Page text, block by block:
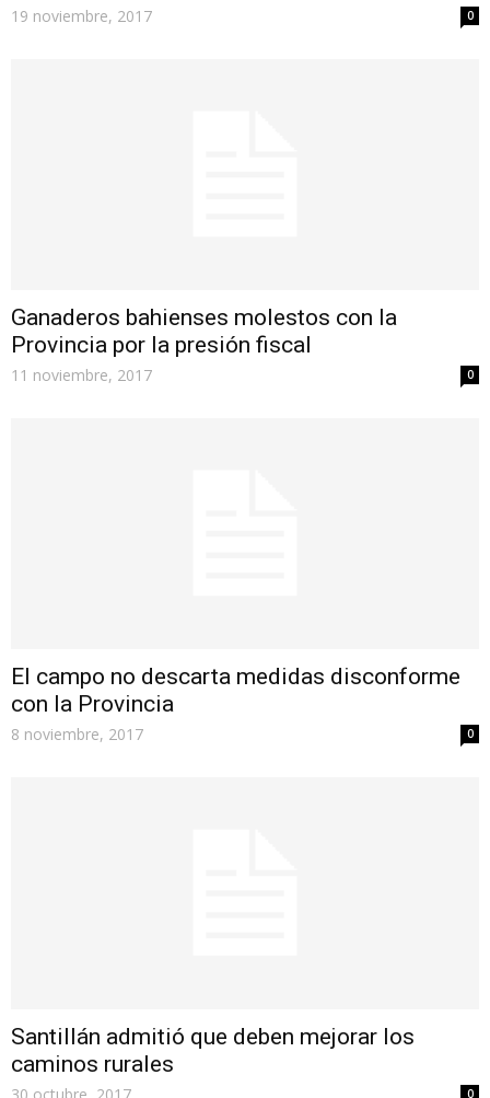
19 noviembre, 2017 0
Ganaderos bahienses molestos con la
Provincia por la presión fiscal
11 noviembre, 2017 0
El campo no descarta medidas disconforme
con la Provincia
8 noviembre, 2017 0
Santillán admitió que deben mejorar los
caminos rurales
0